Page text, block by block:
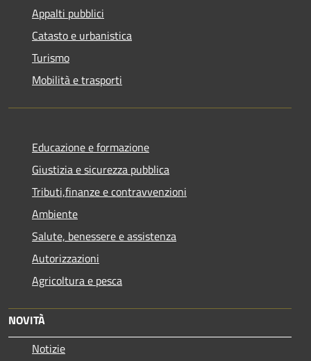
Appalti pubblici
Catasto e urbanistica
Turismo
Mobilità e trasporti
Educazione e formazione
Giustizia e sicurezza pubblica
Tributi,finanze e contravvenzioni
Ambiente
Salute, benessere e assistenza
Autorizzazioni
Agricoltura e pesca
NOVITÀ
Notizie